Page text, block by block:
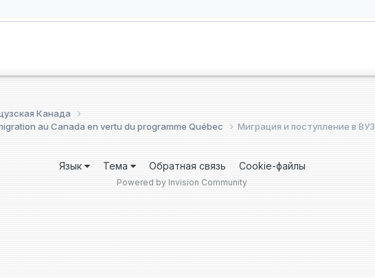
Канада
au Canada en vertu du programme Québec
Миграция и поступление в ВУЗ
Язык Тема Обратная связь Cookie-файлы
Powered by Invision Community